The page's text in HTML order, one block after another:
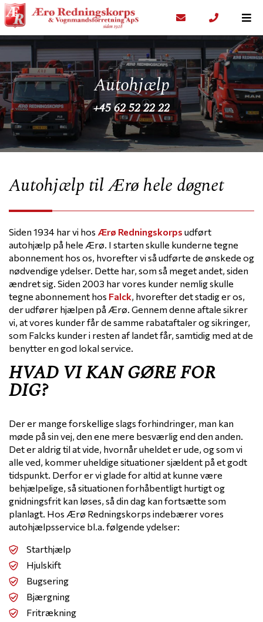
Autohjælp
+45 62 52 22 22
Autohjælp til Ærø hele døgnet
Siden 1934 har vi hos Ærø Redningskorps udført
autohjælp på hele Ærø. I starten skulle kunderne tegne
abonnement hos os, hvorefter vi så udførte de ønskede og
nødvendige ydelser. Dette har, som så meget andet, siden
ændret sig. Siden 2003 har vores kunder nemlig skulle
tegne abonnement hos Falck, hvorefter det stadig er os,
der udfører hjælpen på Ærø. Gennem denne aftale sikrer
vi, at vores kunder får de samme rabataftaler og sikringer,
som Falcks kunder i resten af landet får, samtidig med at de
benytter en god lokal service.
HVAD VI KAN GØRE FOR
DIG?
Der er mange forskellige slags forhindringer, man kan
møde på sin vej, den ene mere besværlig end den anden.
Det er aldrig til at vide, hvornår uheldet er ude, og som vi
alle ved, kommer uheldige situationer sjældent på et godt
tidspunkt. Derfor er vi glade for altid at kunne være
behjælpelige, så situationen forhåbentligt hurtigt og
gnidningsfrit kan løses, så din dag kan fortsætte som
planlagt. Hos Ærø Redningskorps indebærer vores
autohjælpsservice bl.a. følgende ydelser:
Starthjælp
Hjulskift
Bugsering
Bjærgning
Fritrækning